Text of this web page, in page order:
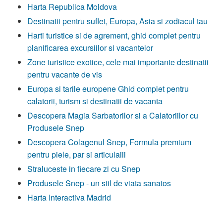
Harta Republica Moldova
Destinatii pentru suflet, Europa, Asia si zodiacul tau
Harti turistice si de agrement, ghid complet pentru
planificarea excursiilor si vacantelor
Zone turistice exotice, cele mai importante destinatii
pentru vacante de vis
Europa si tarile europene Ghid complet pentru
calatorii, turism si destinatii de vacanta
Descopera Magia Sarbatorilor si a Calatoriilor cu
Produsele Snep
Descopera Colagenul Snep, Formula premium
pentru piele, par si articulaiii
Straluceste in fiecare zi cu Snep
Produsele Snep - un stil de viata sanatos
Harta Interactiva Madrid